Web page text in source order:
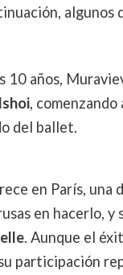
algunos
10 años,
, comenzando
del ballet.
en París, una
en hacerlo, y
. Aunque el
participación